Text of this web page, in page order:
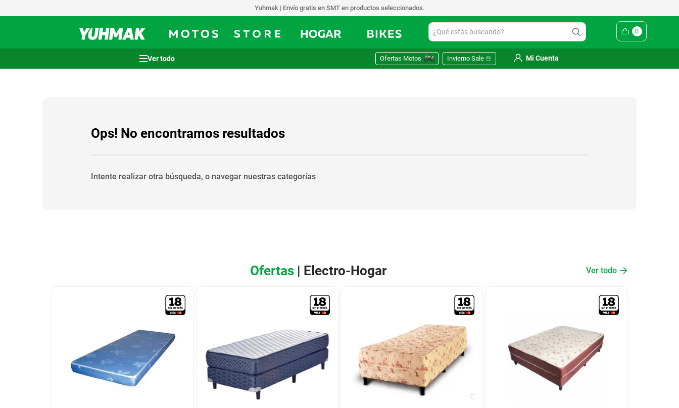
Yuhmak | Envío gratis en SMT en productos seleccionados.
¿Qué estás buscando? 0
Ofertas Motos Invierno Sale ☃️ Mi Cuenta
Ops! No encontramos resultados
Intente realizar otra búsqueda, o navegar nuestras categorías
Ofertas | Electro-Hogar Ver todo